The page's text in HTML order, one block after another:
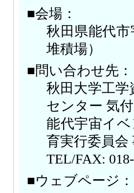
■会場：
秋田県能代
堆積場）
■問い合わせ先：
秋田大学工
センター 気付
能代宇宙イ
育実行委員会
TEL/FAX:
■ウェブページ：